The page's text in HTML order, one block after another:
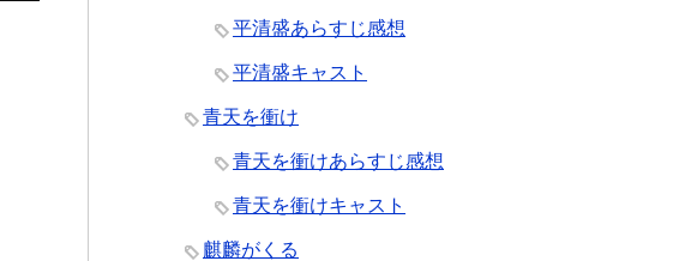
平清盛あらすじ感想
平清盛キャスト
青天を衝け
青天を衝けあらすじ感想
青天を衝けキャスト
麒麟がくる